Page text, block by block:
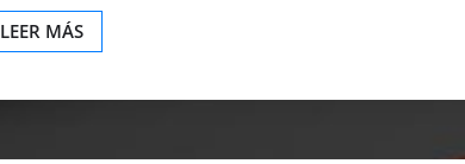
LEER MÁS